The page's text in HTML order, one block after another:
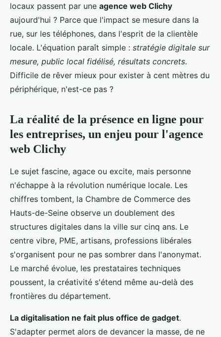
locaux passent par une agence web Clichy
aujourd'hui ? Parce que l'impact se mesure dans la
rue, sur les téléphones, dans l'esprit de la clientèle
locale. L'équation paraît simple : stratégie digitale sur
mesure, public local fidélisé, résultats concrets.
Difficile de rêver mieux pour exister à cent mètres du
périphérique, n'est-ce pas ?
La réalité de la présence en ligne pour
les entreprises, un enjeu pour l'agence
web Clichy
Le sujet fascine, agace ou excite, mais personne
n'échappe à la révolution numérique locale. Les
chiffres tombent, la Chambre de Commerce des
Hauts-de-Seine observe un doublement des
structures digitales dans la ville sur cinq ans. Le
centre vibre, PME, artisans, professions libérales
s'organisent pour ne pas sombrer dans l'anonymat.
Le marché évolue, les prestataires techniques
poussent, la créativité s'étend même au-delà des
frontières du département.
La digitalisation ne fait plus office de gadget.
S'adapter permet alors de devancer la masse, de ne